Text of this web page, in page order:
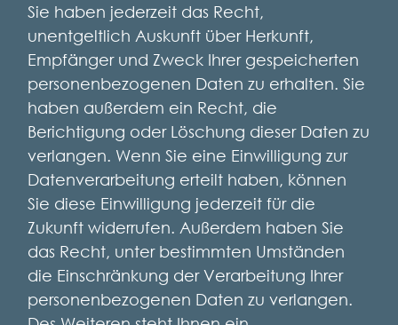
Sie haben jederzeit das Recht,
unentgeltlich Auskunft über Herkunft,
Empfänger und Zweck Ihrer gespeicherten
personenbezogenen Daten zu erhalten. Sie
haben außerdem ein Recht, die
Berichtigung oder Löschung dieser Daten zu
verlangen. Wenn Sie eine Einwilligung zur
Datenverarbeitung erteilt haben, können
Sie diese Einwilligung jederzeit für die
Zukunft widerrufen. Außerdem haben Sie
das Recht, unter bestimmten Umständen
die Einschränkung der Verarbeitung Ihrer
personenbezogenen Daten zu verlangen.